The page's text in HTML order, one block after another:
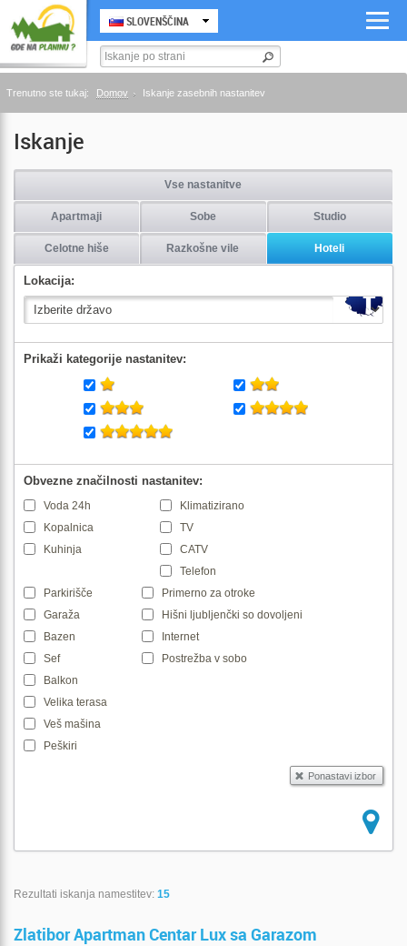
SLOVENŠČINA
Trenutno ste tukaj: Domov Iskanje zasebnih nastanitev
Iskanje
Vse nastanitve
Apartmaji Sobe Studio
Celotne hiše Razkošne vile Hoteli
Lokacija:
Prikaži kategorije nastanitev:
Obvezne značilnosti nastanitev:
Voda 24h
Kopalnica
Kuhinja
Klimatizirano
TV
CATV
Telefon
Parkirišče
Garaža
Bazen
Sef
Primerno za otroke
Hišni ljubljenčki so dovoljeni
Internet
Postrežba v sobo
Balkon
Velika terasa
Veš mašina
Peškiri
Rezultati iskanja namestitev: 15
Zlatibor Apartman Centar Lux sa Garazom